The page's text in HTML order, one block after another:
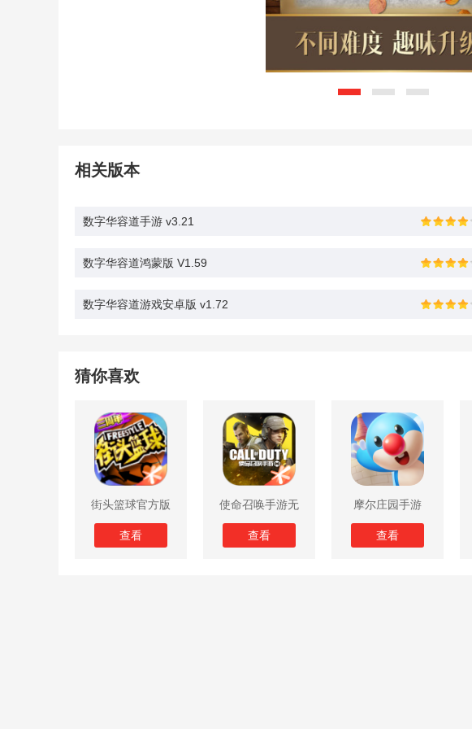
相关版本
数字华容道手游 v3.21
数字华容道鸿蒙版 V1.59
数字华容道游戏安卓版 v1.72
猜你喜欢
街头篮球官方版
查看
使命召唤手游无
限子弹版
查看
摩尔庄园手游
查看